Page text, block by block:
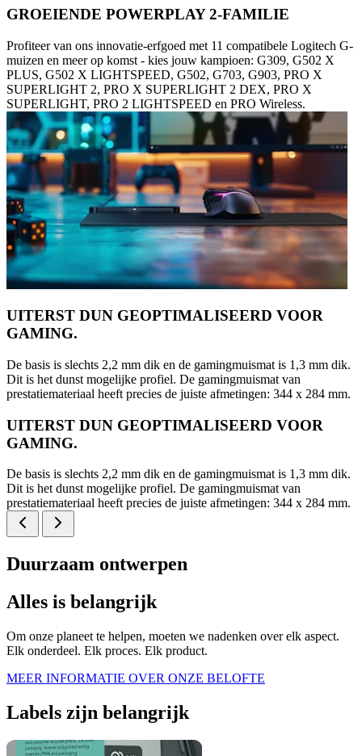
GROEIENDE POWERPLAY 2-FAMILIE
Profiteer van ons innovatie-erfgoed met 11 compatibele Logitech G-
muizen en meer op komst - kies jouw kampioen: G309, G502 X
PLUS, G502 X LIGHTSPEED, G502, G703, G903, PRO X
SUPERLIGHT 2, PRO X SUPERLIGHT 2 DEX, PRO X
SUPERLIGHT, PRO 2 LIGHTSPEED en PRO Wireless.
UITERST DUN GEOPTIMALISEERD VOOR
GAMING.
De basis is slechts 2,2 mm dik en de gamingmuismat is 1,3 mm dik.
Dit is het dunst mogelijke profiel. De gamingmuismat van
prestatiemateriaal heeft precies de juiste afmetingen: 344 x 284 mm.
UITERST DUN GEOPTIMALISEERD VOOR
GAMING.
De basis is slechts 2,2 mm dik en de gamingmuismat is 1,3 mm dik.
Dit is het dunst mogelijke profiel. De gamingmuismat van
prestatiemateriaal heeft precies de juiste afmetingen: 344 x 284 mm.
Duurzaam ontwerpen
Alles is belangrijk
Om onze planeet te helpen, moeten we nadenken over elk aspect.
Elk onderdeel. Elk proces. Elk product.
MEER INFORMATIE OVER ONZE BELOFTE
Labels zijn belangrijk